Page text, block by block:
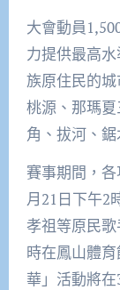
大會動員
力提供最高
族原住民的
桃源、那瑪
角、拔河、
賽事期間，
月21日下午2
孝祖等原民
時在鳳山體
華」活動將